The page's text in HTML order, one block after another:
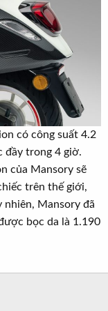
có công suất 4.2
đầy trong 4 giờ.
của Mansory sẽ
trên thế giới,
nhiên, Mansory đã
bọc da là 1.190